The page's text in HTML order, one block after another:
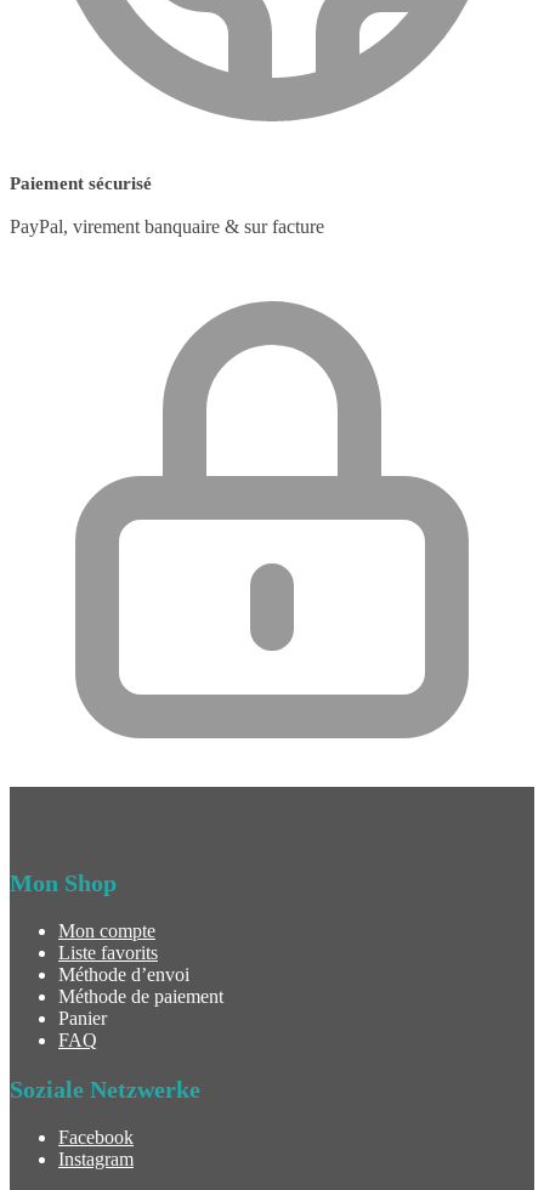
Paiement sécurisé
PayPal, virement banquaire & sur facture
Mon Shop
Mon compte
Liste favorits
Méthode d’envoi
Méthode de paiement
Panier
FAQ
Soziale Netzwerke
Facebook
Instagram